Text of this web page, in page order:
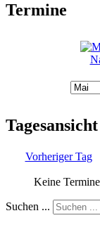
Termine
Tagesansicht
Vorheriger Tag
Keine Termine
Suchen ...